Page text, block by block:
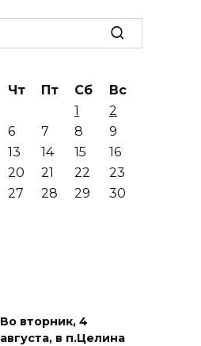
Чт Пт Сб
Вс
1
2
6 7 8
9
13 14 15
16
20 21 22
23
27 28 29
30
Во вторник, 4
августа, в п.Целина